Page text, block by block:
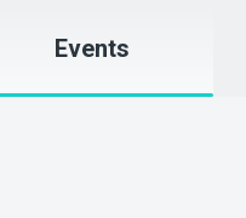
Events